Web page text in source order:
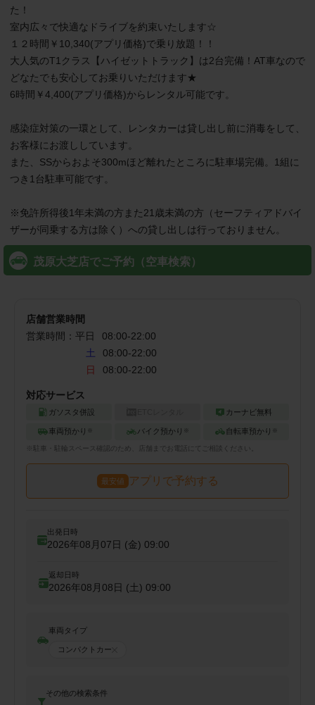
た！
室内広々で快適なドライブを約束いたします☆
１２時間￥10,340(アプリ価格)で乗り放題！！
大人気のT1クラス【ハイゼットトラック】は2台完備！AT車なので
どなたでも安心してお乗りいただけます★
6時間￥4,400(アプリ価格)からレンタル可能です。
感染症対策の一環として、レンタカーは貸し出し前に消毒をして、
お客様にお渡ししています。
また、SSからおよそ300mほど離れたところに駐車場完備。1組に
つき1台駐車可能です。
※免許所得後1年未満の方また21歳未満の方（セーフティアドバイ
ザーが同乗する方は除く）への貸し出しは行っておりません。
茂原大芝店でご予約（空車検索）
店舗営業時間
営業時間： 平日 08:00-22:00
土
08:00-22:00
日
08:00-22:00
対応サービス
ガソスタ併設 カーナビ無料
車両預かり ※ バイク預かり ※ 自転車預かり ※
※ 駐車・駐輪 スペース確認のため、店舗までお電話にてご相談ください。
最安値 アプリで予約する
出発日時
2026年08月07日 (金) 09:00
返却日時
2026年08月08日 (土) 09:00
車両タイプ
コンパクトカー
その他の検索条件